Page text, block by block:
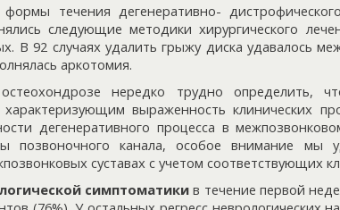
течения дегенеративно-
следующие методики хирургического
В 92 случаях удалить грыжу диска удавалось
аркотомия.
нередко трудно определить,
выраженность клинических
дегенеративного процесса в
позвоночного канала, особое внимание мы
суставах с учетом соответствующих
симптоматикив течение первой